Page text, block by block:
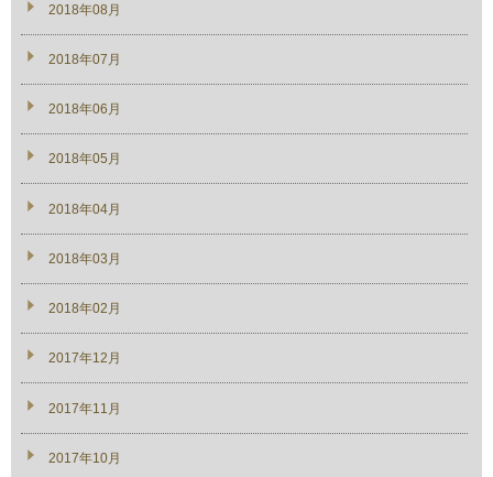
2018年08月
2018年07月
2018年06月
2018年05月
2018年04月
2018年03月
2018年02月
2017年12月
2017年11月
2017年10月